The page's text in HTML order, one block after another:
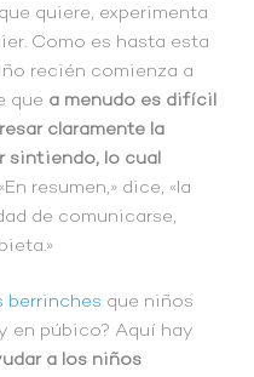
quiere, experimenta
Como es hasta esta
recién comienza a
que a menudo es difícil
claramente la
sintiendo, lo cual
«En resumen,» dice, «la
de comunicarse,
berrinches que niños
en púbico? Aquí hay
a los niños